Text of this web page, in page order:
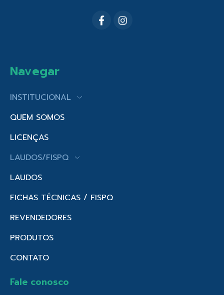
Navegar
INSTITUCIONAL
QUEM SOMOS
LICENÇAS
LAUDOS/FISPQ
LAUDOS
FICHAS TÉCNICAS / FISPQ
REVENDEDORES
PRODUTOS
CONTATO
Fale conosco